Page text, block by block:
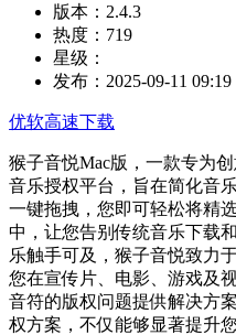
版本： 2.4.3
热度： 719
星级：
发布： 2025-09-11 09:19
优软高速下载
猴子音悦Mac版，一款专为
音乐授权平台，旨在简化音
一键拖拽，您即可轻松将精
中，让您告别传统音乐下载
乐触手可及，猴子音悦致力
您在宣传片、电影、游戏及
音符的版权问题提供解决方
权方案，不仅能够显著提升